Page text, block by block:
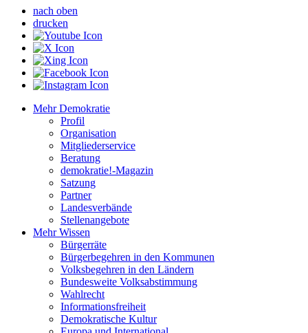
nach oben
drucken
Mehr Demokratie
Profil
Organisation
Mitgliederservice
Beratung
demokratie!-Magazin
Satzung
Partner
Landesverbände
Stellenangebote
Mehr Wissen
Bürgerräte
Bürgerbegehren in den Kommunen
Volksbegehren in den Ländern
Bundesweite Volksabstimmung
Wahlrecht
Informationsfreiheit
Demokratische Kultur